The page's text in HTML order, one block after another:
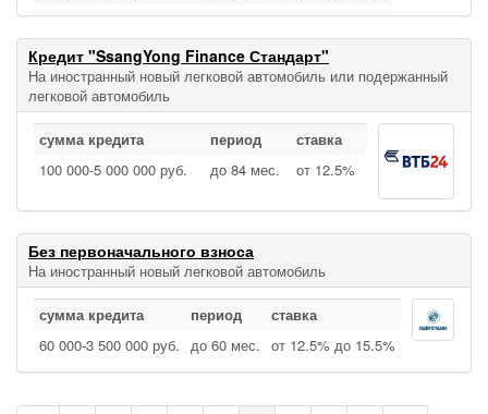
Кредит "SsangYong Finance Стандарт"
На иностранный новый легковой автомобиль или подержанный
легковой автомобиль
сумма кредита период
ставка
100 000‑5 000 000 руб.
до 84 мес. от 12.5%
Без первоначального взноса
На иностранный новый легковой автомобиль
сумма кредита период
ставка
60 000‑3 500 000 руб. до 60 мес. от 12.5% до 15.5%